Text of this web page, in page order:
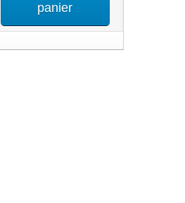
panier